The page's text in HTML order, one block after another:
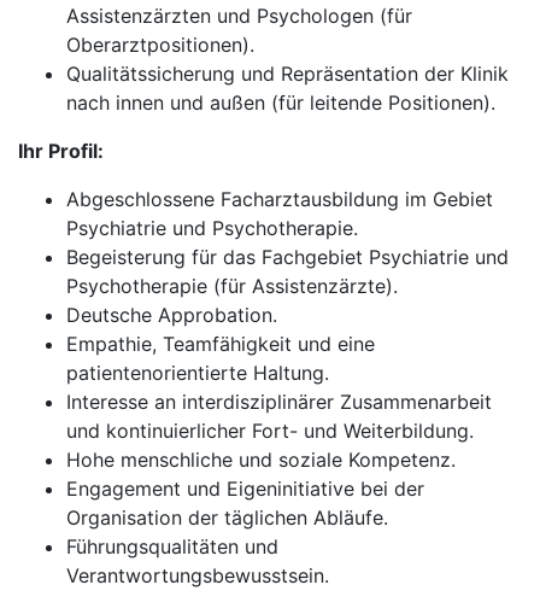
Assistenzärzten und Psychologen (für
Oberarztpositionen).
Qualitätssicherung und Repräsentation der Klinik
nach innen und außen (für leitende Positionen).
Ihr Profil:
Abgeschlossene Facharztausbildung im Gebiet
Psychiatrie und Psychotherapie.
Begeisterung für das Fachgebiet Psychiatrie und
Psychotherapie (für Assistenzärzte).
Deutsche Approbation.
Empathie, Teamfähigkeit und eine
patientenorientierte Haltung.
Interesse an interdisziplinärer Zusammenarbeit
und kontinuierlicher Fort- und Weiterbildung.
Hohe menschliche und soziale Kompetenz.
Engagement und Eigeninitiative bei der
Organisation der täglichen Abläufe.
Führungsqualitäten und
Verantwortungsbewusstsein.